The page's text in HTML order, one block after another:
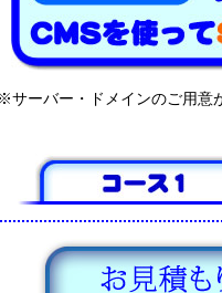
※サーバー・ドメインのご用意